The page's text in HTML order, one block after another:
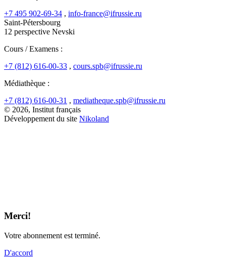
+7 495 902-69-34 , info-france@ifrussie.ru
Saint-Pétersbourg
12 perspective Nevski
Cours / Examens :
+7 (812) 616-00-33 , cours.spb@ifrussie.ru
Médiathèque :
+7 (812) 616-00-31 , mediatheque.spb@ifrussie.ru
© 2026, Institut français
Développement du site Nikoland
Merci!
Votre abonnement est terminé.
D'accord